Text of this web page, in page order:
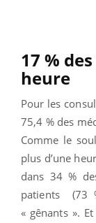
17 %
heure
Pour les
75,4 % des
Comme le
plus d’une
dans 34 %
patients
(73
« gênants ».